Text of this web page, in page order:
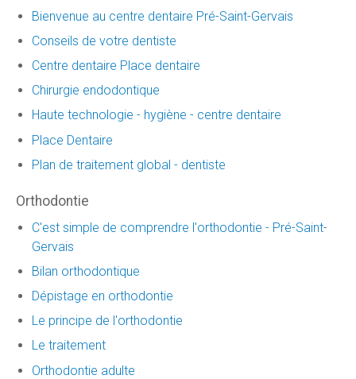
Bienvenue au centre dentaire Pré-Saint-Gervais
Conseils de votre dentiste
Centre dentaire Place dentaire
Chirurgie endodontique
Haute technologie - hygiène - centre dentaire
Place Dentaire
Plan de traitement global - dentiste
Orthodontie
C'est simple de comprendre l'orthodontie - Pré-Saint-
Gervais
Bilan orthodontique
Dépistage en orthodontie
Le principe de l'orthodontie
Le traitement
Orthodontie adulte